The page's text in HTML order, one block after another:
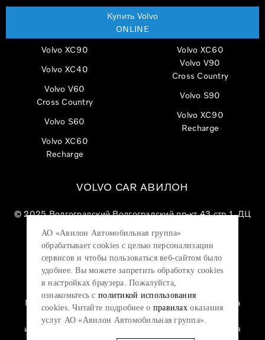
АО «Авилон Автомобильная группа»
обрабатывает cookies с целью персонализации
сервисов и чтобы пользоваться веб-сайтом было
удобнее. Вы можете запретить обработку сookies
в настройках браузера. Пожалуйста,
ознакомьтесь с политикой использования
cookies. Читайте подробнее о правилахоказания
услуг АО «Авилон Автомобильная группа».
Купить Volvo
ONLINE
Volvo XC90
Volvo XC60
Volvo XC40
Volvo V90
Cross Country
Volvo V60
Cross Country
Volvo S90
Volvo S60
Volvo XC90
Recharge
Volvo XC60
Recharge
VOLVO CAR АВИЛОН
© 2025Волгоградский Волгоградский пр-кт 43 стр 1, ДЦ
АО «Авилон АГ», ОГРН 1027700000151, ИНН
7705133757.
Политика конфиденциальности
Согласие на
обработку персональных данных
использования файлов cookie
Юридическая